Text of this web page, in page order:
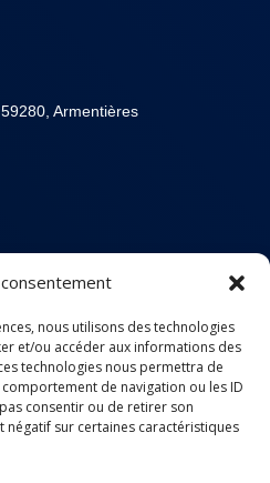
nous utilisons des technologies
et/ou accéder aux informations des
technologies nous permettra de
de navigation ou les ID
consentir ou de retirer son
négatif sur certaines caractéristiques
Armentières